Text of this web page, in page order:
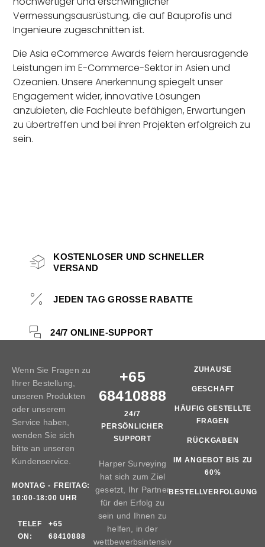
Vermessungsausrüstung, die auf Bauprofis und
Ingenieure zugeschnitten ist.
Die Asia eCommerce Awards feiern herausragende
Leistungen im E-Commerce-Sektor in Asien und
Ozeanien. Unsere Anerkennung spiegelt unser
Engagement wider, innovative Lösungen
anzubieten, die Fachleute befähigen, Erwartungen
zu übertreffen und bei ihren Projekten erfolgreich zu
sein.
KOSTENLOSER UND SCHNELLER
VERSAND
JEDEN TAG GROSSE RABATTE
24/7 ONLINE-SUPPORT
Wenn Sie Fragen zu
Ihrer Bestellung,
unseren Produkten
oder unserem
Service haben,
wenden Sie sich
bitte an unseren
Kundenservice.
MONTAG - FREITAG:
10:00-18:00 UHR
TELEF
ON:
+65
68410888
+65
68410888
24/7
PERSÖNLICHER
SUPPORT
Harper Surveying
hat sich zum Ziel
gesetzt, Ihr Partner
für den Erfolg zu
sein und Ihnen zu
helfen, in der
wettbewerbsintensiv
ZUHAUSE
GESCHÄFT
HÄUFIG GESTELLTE
FRAGEN
RÜCKGABEN
IM ANGEBOT BIS ZU
60%
BESTELLVERFOLGUNG